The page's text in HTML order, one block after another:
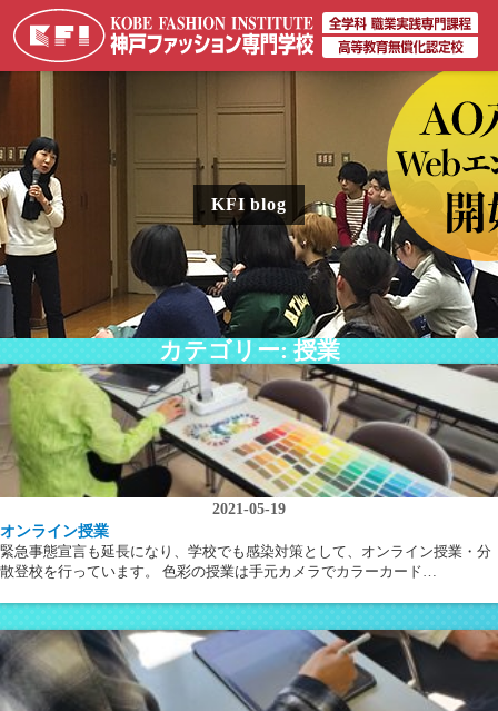
KFI blog
カテゴリー:授業
2021-05-19
オンライン授業
緊急事態宣言も延長になり、学校でも感染対策として、オンライン授業・分
散登校を行っています。 色彩の授業は手元カメラでカラーカード…